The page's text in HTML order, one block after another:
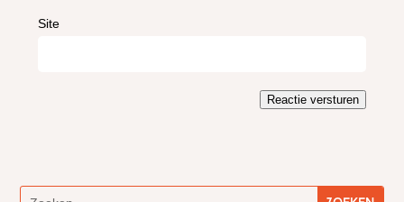
Site
Reactie versturen